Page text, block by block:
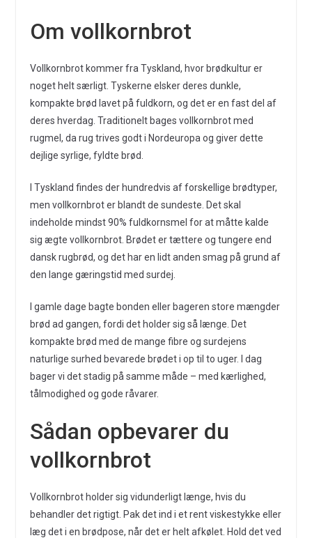
Om vollkornbrot
Vollkornbrot kommer fra Tyskland, hvor brødkultur er
noget helt særligt. Tyskerne elsker deres dunkle,
kompakte brød lavet på fuldkorn, og det er en fast del af
deres hverdag. Traditionelt bages vollkornbrot med
rugmel, da rug trives godt i Nordeuropa og giver dette
dejlige syrlige, fyldte brød.
I Tyskland findes der hundredvis af forskellige brødtyper,
men vollkornbrot er blandt de sundeste. Det skal
indeholde mindst 90% fuldkornsmel for at måtte kalde
sig ægte vollkornbrot. Brødet er tættere og tungere end
dansk rugbrød, og det har en lidt anden smag på grund af
den lange gæringstid med surdej.
I gamle dage bagte bonden eller bageren store mængder
brød ad gangen, fordi det holder sig så længe. Det
kompakte brød med de mange fibre og surdejens
naturlige surhed bevarede brødet i op til to uger. I dag
bager vi det stadig på samme måde – med kærlighed,
tålmodighed og gode råvarer.
Sådan opbevarer du
vollkornbrot
Vollkornbrot holder sig vidunderligt længe, hvis du
behandler det rigtigt. Pak det ind i et rent viskestykke eller
læg det i en brødpose, når det er helt afkølet. Hold det ved